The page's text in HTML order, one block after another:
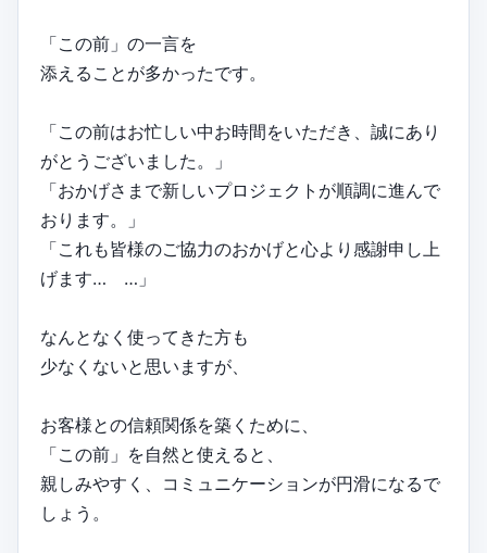
「この前」の一言を
添えることが多かったです。
「この前はお忙しい中お時間をいただき、誠にあり
がとうございました。」
「おかげさまで新しいプロジェクトが順調に進んで
おります。」
「これも皆様のご協力のおかげと心より感謝申し上
げます… …」
なんとなく使ってきた方も
少なくないと思いますが、
お客様との信頼関係を築くために、
「この前」を自然と使えると、
親しみやすく、コミュニケーションが円滑になるで
しょう。